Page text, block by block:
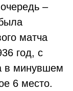
–
матча
год, с
в минувшем
6 место.